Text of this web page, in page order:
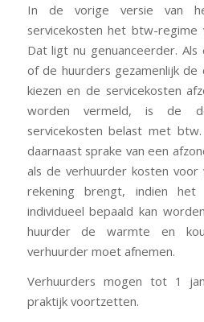
In de vorige versie van
servicekosten het btw-regime
Dat ligt nu genuanceerder. Als
of de huurders gezamenlijk de
kiezen en de servicekosten
worden vermeld, is de
servicekosten belast met
daarnaast sprake van een
als de verhuurder kosten
rekening brengt, indien
individueel bepaald kan
huurder de warmte en
verhuurder moet afnemen.
Verhuurders mogen tot 1
praktijk voortzetten.